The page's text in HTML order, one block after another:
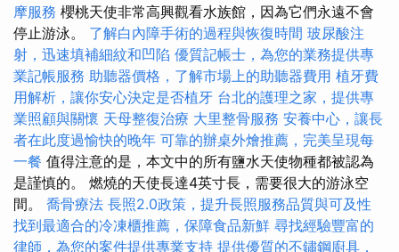
摩服務 櫻桃天使非常高興觀看水族館，因為它們永遠不會
停止游泳。 了解白內障手術的過程與恢復時間 玻尿酸注
射，迅速填補細紋和凹陷 優質記帳士，為您的業務提供專
業記帳服務 助聽器價格，了解市場上的助聽器費用 植牙費
用解析，讓你安心決定是否植牙 台北的護理之家，提供專
業照顧與關懷 天母整復治療 大里整骨服務 安養中心，讓長
者在此度過愉快的晚年 可靠的辦桌外燴推薦，完美呈現每
一餐 值得注意的是，本文中的所有鹽水天使物種都被認為
是謹慎的。 燃燒的天使長達4英寸長，需要很大的游泳空
間。 喬骨療法 長照2.0政策，提升長照服務品質與可及性
找到最適合的冷凍櫃推薦，保障食品新鮮 尋找經驗豐富的
律師，為您的案件提供專業支持 提供優質的不鏽鋼廚具，